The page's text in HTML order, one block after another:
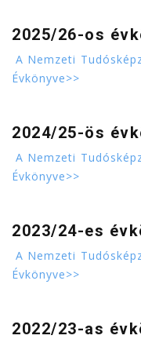
2025/26-os
A Nemzeti
Évkönyve>>
2024/25-ös
A Nemzeti
Évkönyve>>
2023/24-es
A Nemzeti
Évkönyve>>
2022/23-as